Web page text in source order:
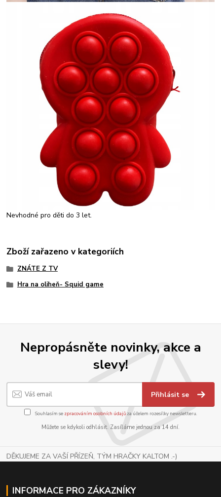
Nevhodné pro děti do 3 let.
Zboží zařazeno v kategoriích
ZNÁTE Z TV
Hra na oliheň- Squid game
Nepropásněte novinky, akce a
slevy!
Přihlásit se
Souhlasím se zpracováním osobních údajůza účelem rozesílky newsletteru.
Můžete se kdykoli odhlásit. Zasíláme jednou za 14 dní.
DĚKUJEME ZA VAŠÍ PŘÍZEŇ, TÝM HRAČKY KALTOM .-)
INFORMACE PRO ZÁKAZNÍKY